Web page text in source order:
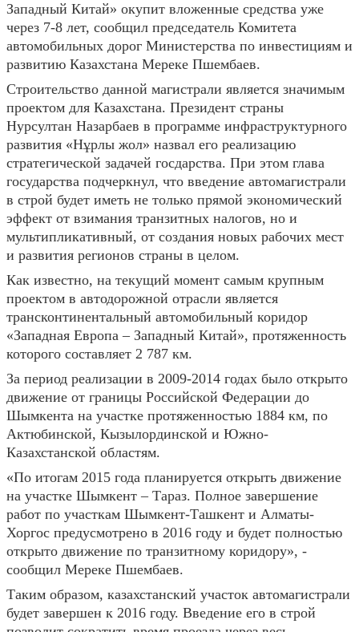
Западный Китай» окупит вложенные средства уже
через 7-8 лет, сообщил председатель Комитета
автомобильных дорог Министерства по инвестициям и
развитию Казахстана Мереке Пшембаев.
Строительство данной магистрали является значимым
проектом для Казахстана. Президент страны
Нурсултан Назарбаев в программе инфраструктурного
развития «Нұрлы жол» назвал его реализацию
стратегической задачей госдарства. При этом глава
государства подчеркнул, что введение автомагистрали
в строй будет иметь не только прямой экономический
эффект от взимания транзитных налогов, но и
мультипликативный, от создания новых рабочих мест
и развития регионов страны в целом.
Как известно, на текущий момент самым крупным
проектом в автодорожной отрасли является
трансконтинентальный автомобильный коридор
«Западная Европа – Западный Китай», протяженность
которого составляет 2 787 км.
За период реализации в 2009-2014 годах было открыто
движение от границы Российской Федерации до
Шымкента на участке протяженностью 1884 км, по
Актюбинской, Кызылординской и Южно-
Казахстанской областям.
«По итогам 2015 года планируется открыть движение
на участке Шымкент – Тараз. Полное завершение
работ по участкам Шымкент-Ташкент и Алматы-
Хоргос предусмотрено в 2016 году и будет полностью
открыто движение по транзитному коридору», -
сообщил Мереке Пшембаев.
Таким образом, казахстанский участок автомагистрали
будет завершен к 2016 году. Введение его в строй